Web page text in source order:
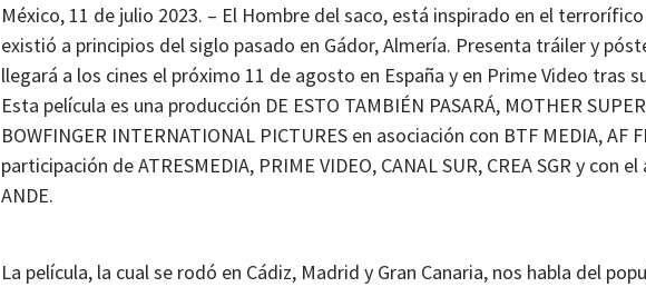
México, 11 de julio 2023. – El Hombre del saco, está inspirado en el
existió a principios del siglo pasado en Gádor, Almería. Presenta tráiler y
llegará a los cines el próximo 11 de agosto en España y en Prime Video tras
Esta película es una producción DE ESTO TAMBIÉN PASARÁ, MOTHER
BOWFINGER INTERNATIONAL PICTURES en asociación con BTF MEDIA, AF
participación de ATRESMEDIA, PRIME VIDEO, CANAL SUR, CREA SGR y con
ANDE.
La película, la cual se rodó en Cádiz, Madrid y Gran Canaria, nos habla del